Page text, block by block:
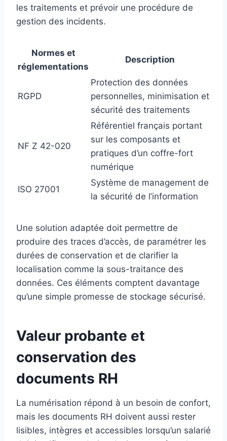
les traitements et prévoir une procédure de
gestion des incidents.
Normes et
réglementations
Description
RGPD
Protection des données
personnelles, minimisation et
sécurité des traitements
NF Z 42-020
Référentiel français portant
sur les composants et
pratiques d’un coffre-fort
numérique
ISO 27001
Système de management de
la sécurité de l’information
Une solution adaptée doit permettre de
produire des traces d’accès, de paramétrer les
durées de conservation et de clarifier la
localisation comme la sous-traitance des
données. Ces éléments comptent davantage
qu’une simple promesse de stockage sécurisé.
Valeur probante et
conservation des
documents RH
La numérisation répond à un besoin de confort,
mais les documents RH doivent aussi rester
lisibles, intègres et accessibles lorsqu’un salarié